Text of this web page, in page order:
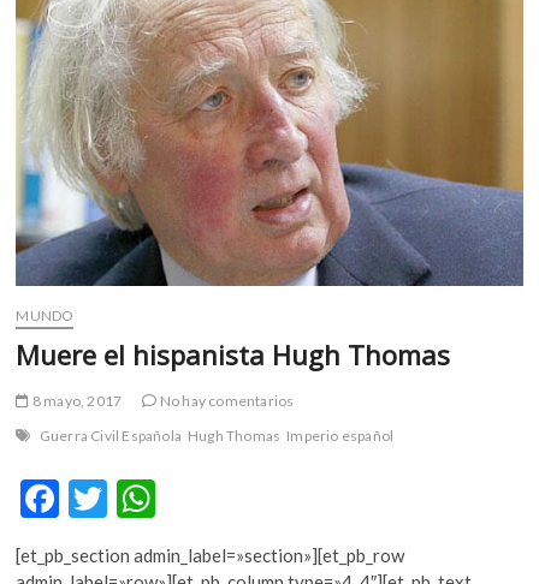
espacio
público
MUNDO
Muere el hispanista Hugh Thomas
8 mayo, 2017
No hay comentarios
Guerra Civil Española Hugh Thomas Imperio español
F
e
T
itt at
[et_pb_section admin_label=»section»][et_pb_row